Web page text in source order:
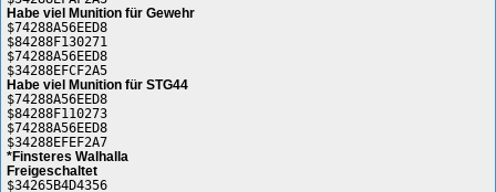
Habe viel Munition für Gewehr
$74288A56EED8
$84288F130271
$74288A56EED8
$34288EFCF2A5
Habe viel Munition für STG44
$74288A56EED8
$84288F110273
$74288A56EED8
$34288EFEF2A7
*Finsteres Walhalla
Freigeschaltet
$34265B4D4356